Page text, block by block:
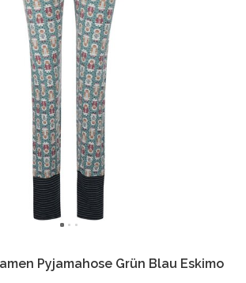
Pyjamahose Grün Blau Eskimo